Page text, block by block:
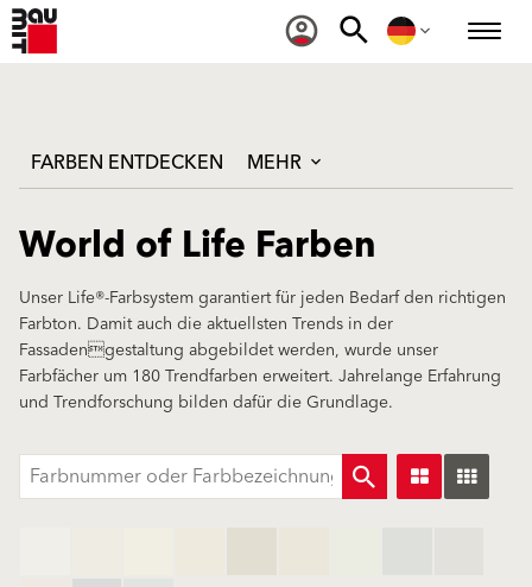
FARBEN ENTDECKEN MEHR
World of Life Farben
Unser Life®-Farbsystem garantiert für jeden Bedarf den richtigen
Farbton. Damit auch die aktuellsten Trends in der
Fassadengestaltung abgebildet werden, wurde unser
Farbfächer um 180 Trendfarben erweitert. Jahrelange Erfahrung
und Trendforschung bilden dafür die Grundlage.